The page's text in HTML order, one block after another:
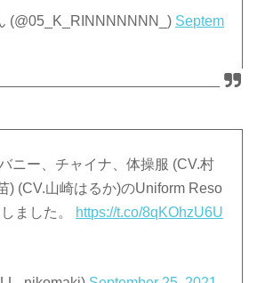
(@05_K_RINNNNNNN_) Septem
ニー、チャイナ、体操服 (CV.村
) (CV.山崎はるか)のUniform Reso
ました。
https://t.co/8qKOhzU6U